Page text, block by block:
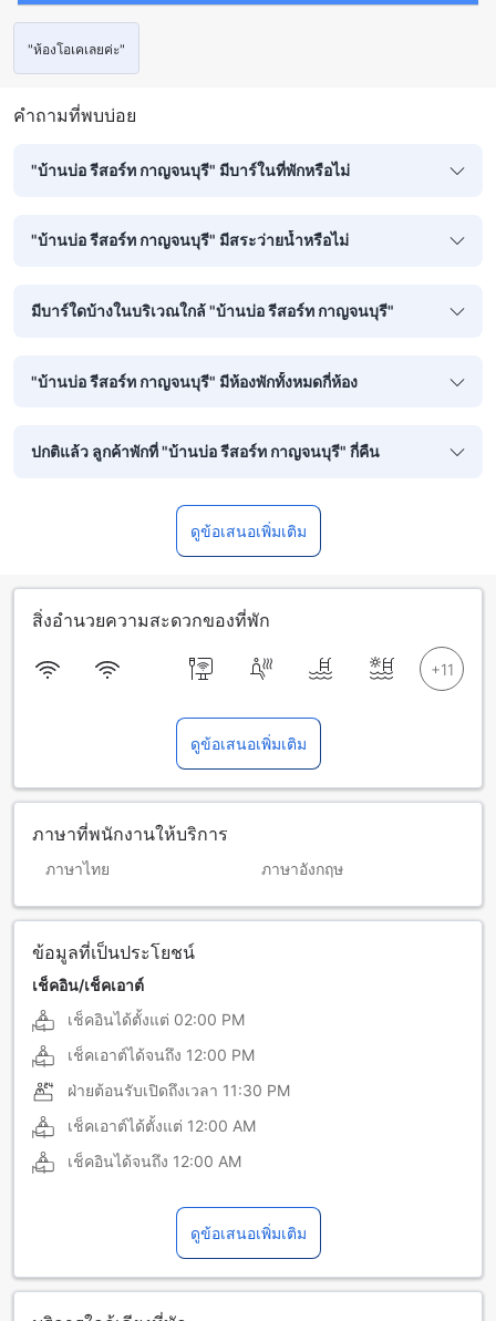
"ห้องโอเคเลยค่ะ"
คำถามที่พบบ่อย
"บ้านบ่อ รีสอร์ท กาญจนบุรี" มีบาร์ในที่พักหรือไม่
"บ้านบ่อ รีสอร์ท กาญจนบุรี" มีสระว่ายน้ำหรือไม่
มีบาร์ใดบ้างในบริเวณใกล้ "บ้านบ่อ รีสอร์ท กาญจนบุรี"
"บ้านบ่อ รีสอร์ท กาญจนบุรี" มีห้องพักทั้งหมดกี่ห้อง
ปกติแล้ว ลูกค้าพักที่ "บ้านบ่อ รีสอร์ท กาญจนบุรี" กี่คืน
ดูข้อเสนอเพิ่มเติม
สิ่งอำนวยความสะดวกของที่พัก
ดูข้อเสนอเพิ่มเติม
ภาษาที่พนักงานให้บริการ
ภาษาไทย ภาษาอังกฤษ
ข้อมูลที่เป็นประโยชน์
เช็คอิน/เช็คเอาต์
เช็คอินได้ตั้งแต่ 02:00 PM
เช็คเอาต์ได้จนถึง 12:00 PM
ฝ่ายต้อนรับเปิดถึงเวลา 11:30 PM
เช็คเอาต์ได้ตั้งแต่ 12:00 AM
เช็คอินได้จนถึง 12:00 AM
ดูข้อเสนอเพิ่มเติม